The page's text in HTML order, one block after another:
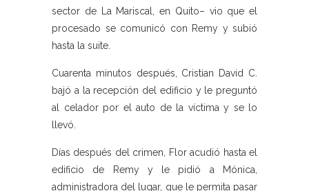
sector de La Mariscal, en Quito– vio que el
procesado se comunicó con Remy y subió
hasta la suite.
Cuarenta minutos después, Cristian David C.
bajó a la recepción del edificio y le preguntó
al celador por el auto de la víctima y se lo
llevó.
Días después del crimen, Flor acudió hasta el
edificio de Remy y le pidió a Mónica,
administradora del lugar, que le permita pasar